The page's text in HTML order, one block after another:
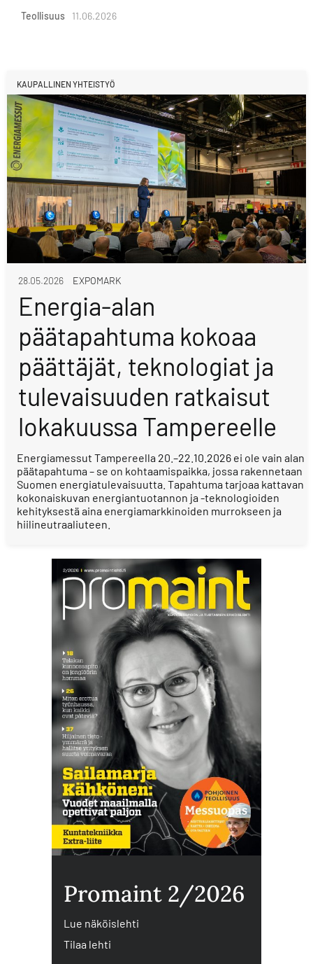
Teollisuus 11.06.2026
KAUPALLINEN YHTEISTYÖ
28.05.2026 EXPOMARK
Energia-alan
päätapahtuma kokoaa
päättäjät, teknologiat ja
tulevaisuuden ratkaisut
lokakuussa Tampereelle
Energiamessut Tampereella 20.–22.10.2026 ei ole vain alan
päätapahtuma – se on kohtaamispaikka, jossa rakennetaan
Suomen energiatulevaisuutta. Tapahtuma tarjoaa kattavan
kokonaiskuvan energiantuotannon ja -teknologioiden
kehityksestä aina energiamarkkinoiden murrokseen ja
hiilineutraaliuteen.
Promaint 2/2026
Lue näköislehti
Tilaa lehti